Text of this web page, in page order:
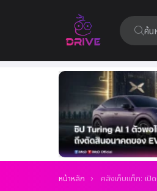
ค้นหา:
เรื่อง
ล่าสุด
คุณอยู่ที่นี่:
หน้าหลัก คลังเก็บแท็ก: เ